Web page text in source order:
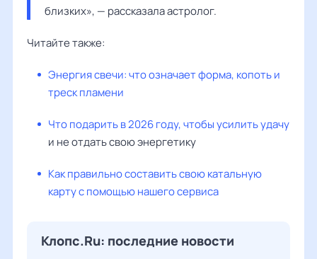
близких», — рассказала астролог.
Читайте также:
Энергия свечи: что означает форма, копоть и
треск пламени
Что подарить в 2026 году, чтобы усилить удачу
и не отдать свою энергетику
Как правильно составить свою катальную
карту с помощью нашего сервиса
Клопс.Ru: последние новости